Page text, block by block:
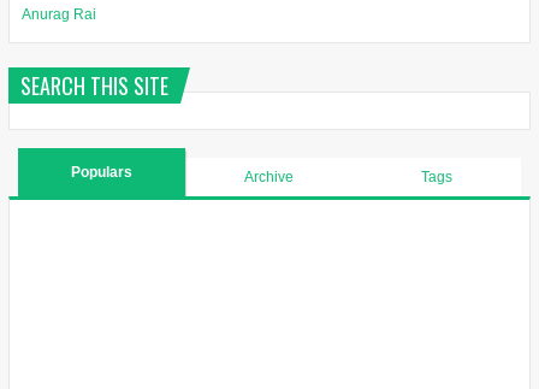
Anurag Rai
SEARCH THIS SITE
Populars Archive Tags